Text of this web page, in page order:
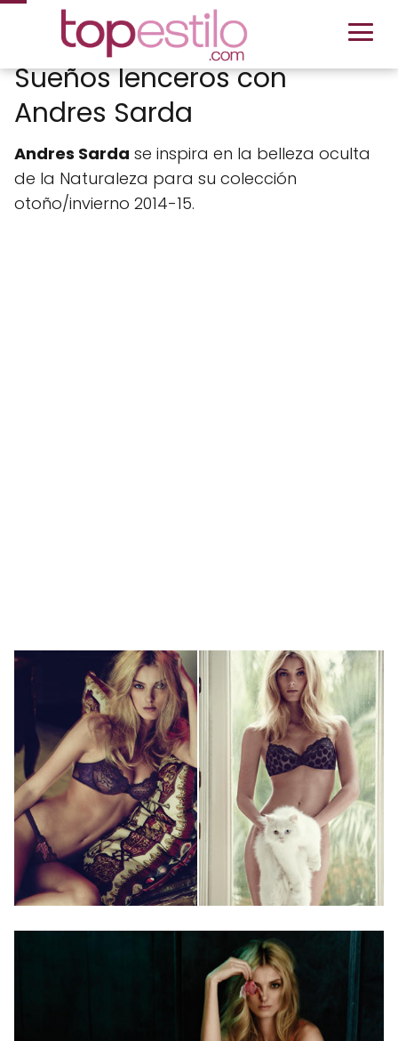
Sueños lenceros con
Andres Sarda
Andres Sarda se inspira en la belleza oculta
de la Naturaleza para su colección
otoño/invierno 2014-15.